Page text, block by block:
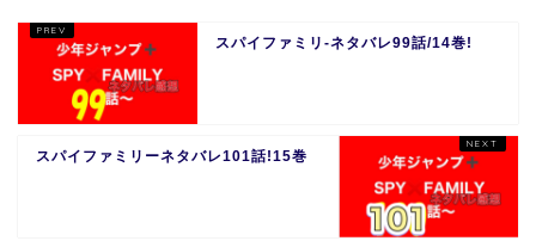
スパイファミリ-ネタバレ99話/14巻!
スパイファミリーネタバレ101話!15巻